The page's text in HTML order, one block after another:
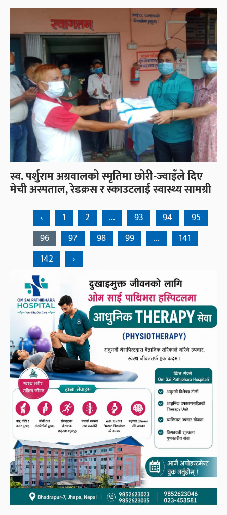
स्व. पर्शुराम अग्रवालको स्मृतिमा छोरी-ज्वाइँले दिए
मेची अस्पताल, रेडक्रस र स्काउटलाई स्वास्थ्य सामग्री
‹ 1 2 ... 93 94
95
96
97 98 99 ...
141
142
›